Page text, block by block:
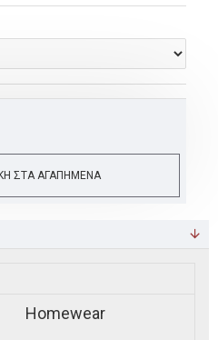
ΣΤΑ ΑΓΑΠΗΜΈΝΑ
Homewear